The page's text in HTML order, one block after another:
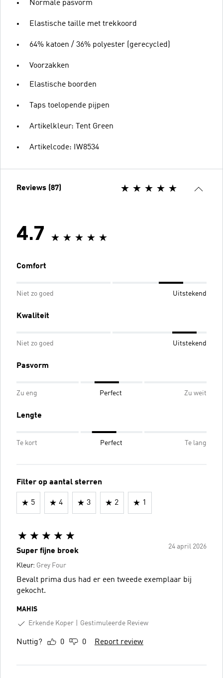
Normale pasvorm
Elastische taille met trekkoord
64% katoen / 36% polyester (gerecycled)
Voorzakken
Elastische boorden
Taps toelopende pijpen
Artikelkleur: Tent Green
Artikelcode: IW8534
Reviews (87)
4.7
Comfort
Niet zo goed Uitstekend
Kwaliteit
Niet zo goed Uitstekend
Pasvorm
Zu eng Perfect Zu weit
Lengte
Te kort Perfect Te lang
Filter op aantal sterren
5 4 3 2 1
24 april 2026
Super fijne broek
Kleur: Grey Four
Bevalt prima dus had er een tweede exemplaar bij
gekocht.
MAHIS
Erkende Koper
Gestimuleerde Review
Nuttig? 0 0 Report review